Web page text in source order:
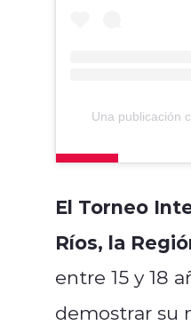
Una publicación
El Torneo
Ríos, la
entre 15 y 18
demostrar su